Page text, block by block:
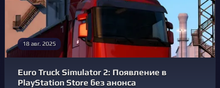
18 авг. 2025
Euro Truck Simulator 2: Появление в
PlayStation Store без анонса